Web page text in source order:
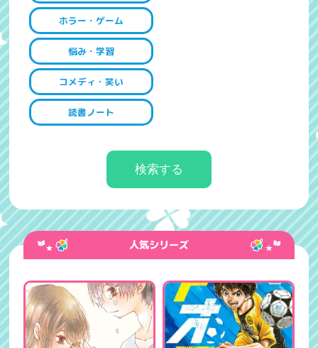
ホラー・ゲーム
悩み・学習
コメディ・笑い
読書ノート
人気シリーズ